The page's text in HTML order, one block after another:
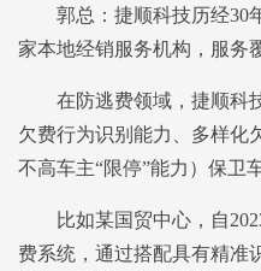
郭总：捷顺科技历经30年
家本地经销服务机构，服务
在防逃费领域，捷顺科技
欠费行为识别能力、多样化
不高车主“限停”能力）保卫
比如某国贸中心，自
费系统，通过搭配具有精准